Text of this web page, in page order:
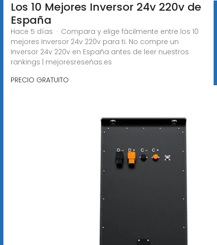
Los 10 Mejores Inversor 24v 220v de
España
Hace 5 días · Compara y elige fácilmente entre los 10
mejores Inversor 24v 220v para ti. No compre un
Inversor 24v 220v en España antes de leer nuestros
rankings | mejoresreseñas.es
PRECIO GRATUITO